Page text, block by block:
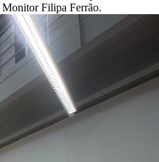
Filipa Ferrão.